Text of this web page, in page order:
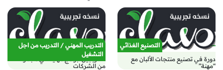
التصنيع الغذائي
دورة في تصنيع منتجات الألبان مع
“مهنة”
التدريب المهني / التدريب من اجل
التشغيل
للخريجين..برامج مهنية في مجموعة
من الشركات